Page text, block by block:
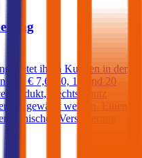
bietet ihren Kunden in der
von € 7,6, 10, 15 und 20
Produkt, Rechtsschutz
gewählt werden. Einen
Versicherung